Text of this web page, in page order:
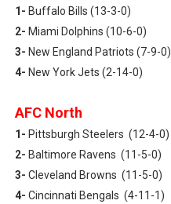
1- Buffalo Bills (13-3-0)
2- Miami Dolphins (10-6-0)
3- New England Patriots (7-9-0)
4- New York Jets (2-14-0)
AFC North
1- Pittsburgh Steelers (12-4-0)
2- Baltimore Ravens (11-5-0)
3- Cleveland Browns (11-5-0)
4- Cincinnati Bengals (4-11-1)